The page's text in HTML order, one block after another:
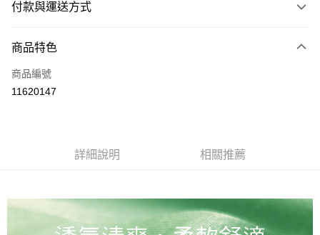
付款與運送方式
信用卡一次付款
運送方式
商品特色
商品編號
11620147
詳細說明 相關推薦